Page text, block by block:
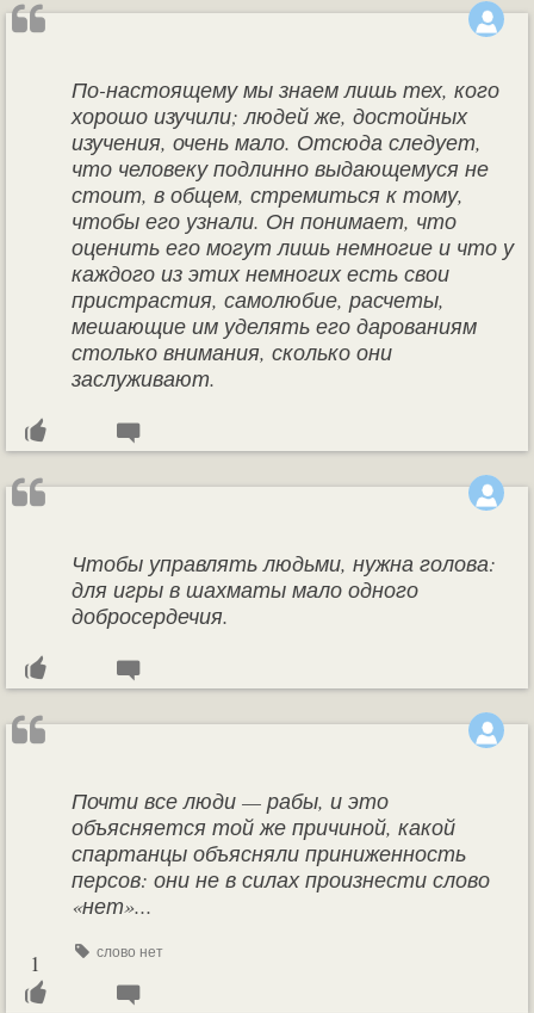
По-настоящему мы знаем лишь тех, кого
хорошо изучили; людей же, достойных
изучения, очень мало. Отсюда следует,
что человеку подлинно выдающемуся не
стоит, в общем, стремиться к тому,
чтобы его узнали. Он понимает, что
оценить его могут лишь немногие и что у
каждого из этих немногих есть свои
пристрастия, самолюбие, расчеты,
мешающие им уделять его дарованиям
столько внимания, сколько они
заслуживают.
Чтобы управлять людьми, нужна голова:
для игры в шахматы мало одного
добросердечия.
Почти все люди — рабы, и это
объясняется той же причиной, какой
спартанцы объясняли приниженность
персов: они не в силах произнести слово
«нет»...
слово нет
1